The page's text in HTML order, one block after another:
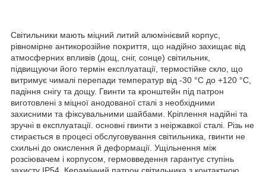
Світильники мають міцний литий алюмінієвий корпус,
рівномірне антикорозійне покриття, що надійно захищає від
атмосферних впливів (дощ, сніг, сонце) світильник,
підвищуючи його термін експлуатації, термостійке скло, що
витримує чималі перепади температур від -30 °C до +120 °C,
падіння снігу та дощу. Гвинти та кронштейн під патрон
виготовлені з міцної анодованої сталі з необхідними
захисними та фіксувальними шайбами. Кріплення надійні та
зручні в експлуатації. основні гвинти з неіржавкої сталі. Різь не
стирається в процесі обслуговування світильника, гвинти не
схильні до окислення й деформації. Ущільнення між
розсіювачем і корпусом, гермовведення гарантує ступінь
захисту IP54. Керамічний патрон світильника з контактною